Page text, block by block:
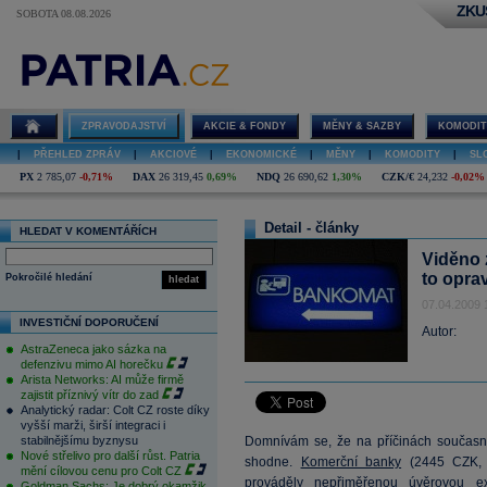
SOBOTA 08.08.2026
ZPRAVODAJSTVÍ AKCIE & FONDY MĚNY & SAZBY
PŘEHLED ZPRÁV AKCIOVÉ EKONOMICKÉ MĚNY KOMODITY
PX 2 785,07 -0,71% DAX 26 319,45 0,69% NDQ 26 690,62 1,30% CZK/€ 24,232 -0,02%
HLEDAT V KOMENTÁŘÍCH
hledat
Pokročilé hledání
INVESTIČNÍ DOPORUČENÍ
AstraZeneca jako sázka na
defenzivu mimo AI horečku
Arista Networks: AI může firmě
zajistit příznivý vítr do zad
Analytický radar: Colt CZ roste díky
vyšší marži, širší integraci i
stabilnějšímu byznysu
Nové střelivo pro další růst. Patria
mění cílovou cenu pro Colt CZ
Detail - články
Viděno
to
07.04.2009
Autor:
Domnívám se, že na příčinách
shodne.
Komerční banky (2445
prováděly nepřiměřenou úvěrovou